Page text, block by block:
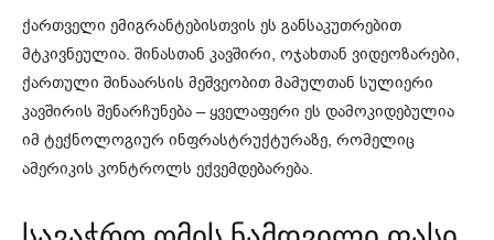
ქართველი ემიგრანტებისთვის ეს განსაკუთრებით
მტკივნეულია. შინასთან კავშირი, ოჯახთან ვიდეოზარები,
ქართული შინაარსის მეშვეობით მამულთან სულიერი
კავშირის შენარჩუნება – ყველაფერი ეს დამოკიდებულია
იმ ტექნოლოგიურ ინფრასტრუქტურაზე, რომელიც
ამერიკის კონტროლს ექვემდებარება.